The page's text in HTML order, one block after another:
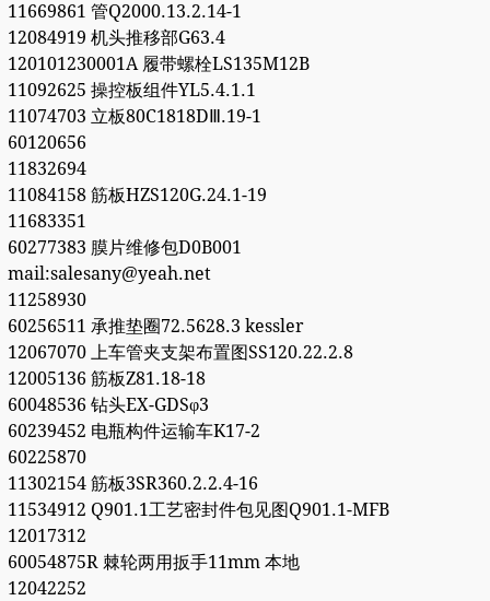
11669861 管Q2000.13.2.14-1
12084919 机头推移部G63.4
120101230001A 履带螺栓LS135M12B
11092625 操控板组件YL5.4.1.1
11074703 立板80C1818DⅢ.19-1
60120656
11832694
11084158 筋板HZS120G.24.1-19
11683351
60277383 膜片维修包D0B001
mail:salesany@yeah.net
11258930
60256511 承推垫圈72.5628.3 kessler
12067070 上车管夹支架布置图SS120.22.2.8
12005136 筋板Z81.18-18
60048536 钻头EX-GDSφ3
60239452 电瓶构件运输车K17-2
60225870
11302154 筋板3SR360.2.2.4-16
11534912 Q901.1工艺密封件包见图Q901.1-MFB
12017312
60054875R 棘轮两用扳手11mm 本地
12042252